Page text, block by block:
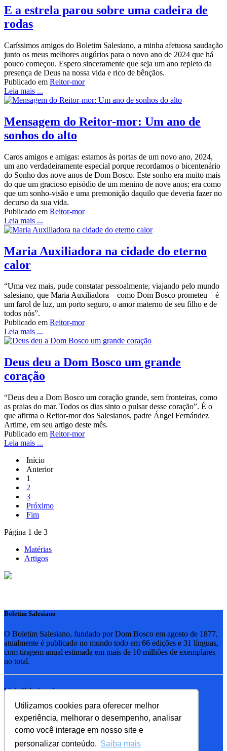
Utilizamos cookies para oferecer melhor
experiência, melhorar o desempenho, analisar
como você interage em nosso site e
personalizar conteúdo. Saiba mais
E a estrela parou sobre uma cadeira de
rodas
Caríssimos amigos do Boletim Salesiano, a minha afetuosa saudação
junto os meus melhores augúrios para o novo ano de 2024 que há
pouco começou. Espero sinceramente que seja um ano repleto da
presença de Deus na nossa vida e rico de bênçãos.
Publicado em Reitor-mor
Leia mais ...
Mensagem do Reitor-mor: Um ano de
sonhos do alto
Caros amigos e amigas: estamos às portas de um novo ano, 2024,
um ano verdadeiramente especial porque recordamos o bicentenário
do Sonho dos nove anos de Dom Bosco. Este sonho era muito mais
do que um gracioso episódio de um menino de nove anos; era como
que um sonho-visão e uma premonição daquilo que deveria fazer no
decurso da sua vida.
Publicado em Reitor-mor
Leia mais ...
Maria Auxiliadora na cidade do eterno
calor
“Uma vez mais, pude constatar pessoalmente, viajando pelo mundo
salesiano, que Maria Auxiliadora – como Dom Bosco prometeu – é
um farol de luz, um porto seguro, o amor materno de seu filho e de
todos nós”.
Publicado em Reitor-mor
Leia mais ...
Deus deu a Dom Bosco um grande
coração
“Deus deu a Dom Bosco um coração grande, sem fronteiras, como
as praias do mar. Todos os dias sinto o pulsar desse coração”. É o
que afirma o Reitor-mor dos Salesianos, padre Ángel Fernández
Artime, em seu artigo deste mês.
Publicado em Reitor-mor
Leia mais ...
Início
Anterior
1
2
3
Próximo
Fim
Página 1 de 3
Matérias
Artigos
Boletim Salesiano
O Boletim Salesiano, fundado por Dom Bosco em agosto de 1877,
atualmente é publicado no mundo todo em 66 edições e 31 línguas,
com tiragem anual estimada em mais de 10 milhões de exemplares
no total.
Links Relacionados
RSB - Rede Salesiana Brasil
EDEBE - Editora
UPV - União pela Vida
Familia Salesiana